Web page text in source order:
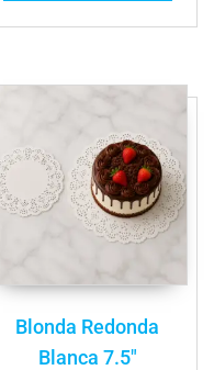
Blonda Redonda
Blanca 7.5″